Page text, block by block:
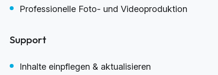
Professionelle Foto- und Videoproduktion
Support
Inhalte einpflegen & aktualisieren